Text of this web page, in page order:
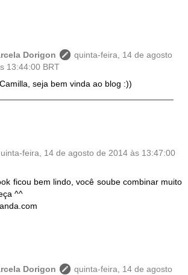
Dorigon
quinta-feira, 14 de agosto
13:44:00 BRT
seja bem vinda ao blog :))
feira, 14 de agosto de 2014 às 13:47:00
ficou bem lindo, você soube combinar muito
^^
Dorigon
quinta-feira, 14 de agosto